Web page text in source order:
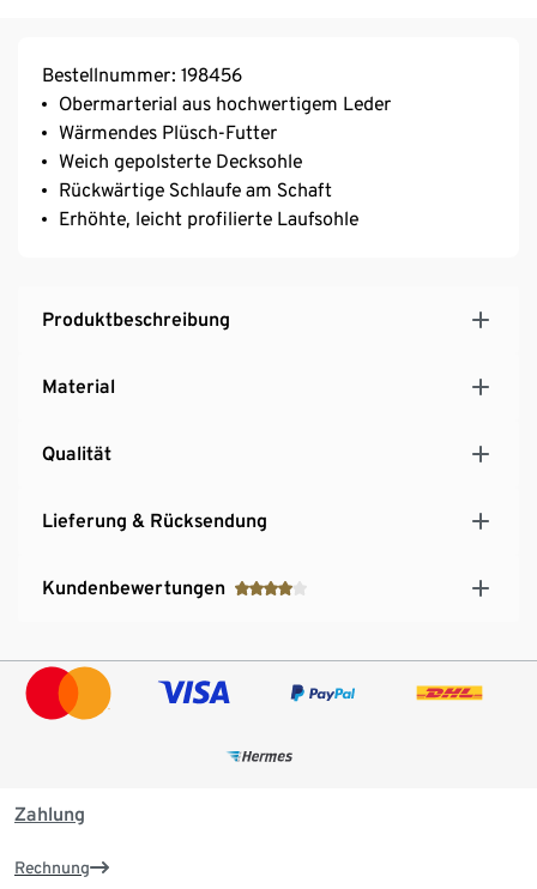
Bestellnummer: 198456
Obermarterial aus hochwertigem Leder
Wärmendes Plüsch-Futter
Weich gepolsterte Decksohle
Rückwärtige Schlaufe am Schaft
Erhöhte, leicht profilierte Laufsohle
Produktbeschreibung
Material
Qualität
Lieferung & Rücksendung
Kundenbewertungen
Zahlung
Rechnung